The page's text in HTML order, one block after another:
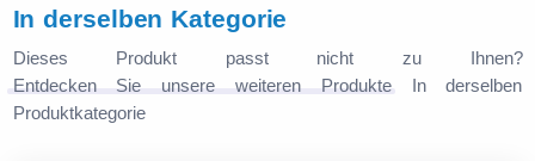
In derselben Kategorie
Dieses Produkt passt nicht zu Ihnen?
Entdecken Sie unsere weiteren ProdukteIn derselben
Produktkategorie